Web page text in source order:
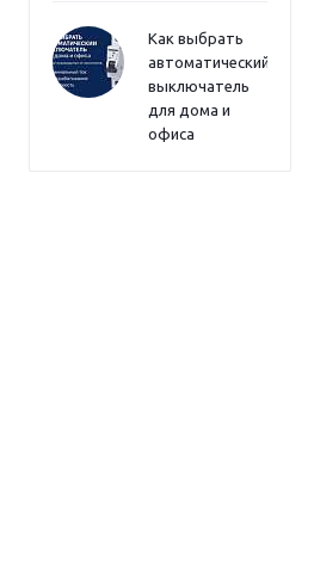
Как выбрать
автоматический
выключатель
для дома и
офиса